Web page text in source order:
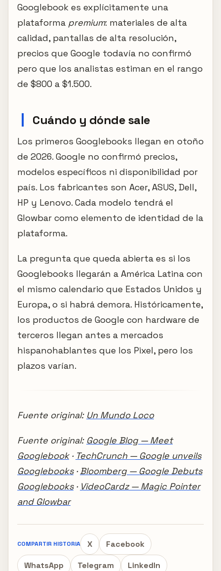
Googlebook es explícitamente una
plataforma premium: materiales de alta
calidad, pantallas de alta resolución,
precios que Google todavía no confirmó
pero que los analistas estiman en el rango
de $800 a $1.500.
Cuándo y dónde sale
Los primeros Googlebooks llegan en otoño
de 2026. Google no confirmó precios,
modelos específicos ni disponibilidad por
país. Los fabricantes son Acer, ASUS, Dell,
HP y Lenovo. Cada modelo tendrá el
Glowbar como elemento de identidad de la
plataforma.
La pregunta que queda abierta es si los
Googlebooks llegarán a América Latina con
el mismo calendario que Estados Unidos y
Europa, o si habrá demora. Históricamente,
los productos de Google con hardware de
terceros llegan antes a mercados
hispanohablantes que los Pixel, pero los
plazos varían.
Fuente original: Un Mundo Loco
Fuente original: Google Blog — Meet
Googlebook· TechCrunch — Google unveils
Googlebooks·Bloomberg — Google Debuts
Googlebooks· VideoCardz — Magic Pointer
and Glowbar
COMPARTIR HISTORIA X Facebook
WhatsApp Telegram LinkedIn